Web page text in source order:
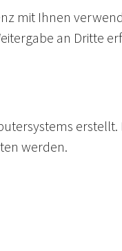
mit Ihnen
an Dritte
erstellt.
werden.